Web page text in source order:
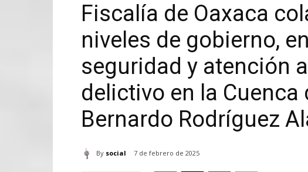
Fiscalía de Oaxaca
niveles de gobierno,
seguridad y atención
delictivo en la Cuenca
Bernardo Rodríguez
By social 7 de febrero de 2025